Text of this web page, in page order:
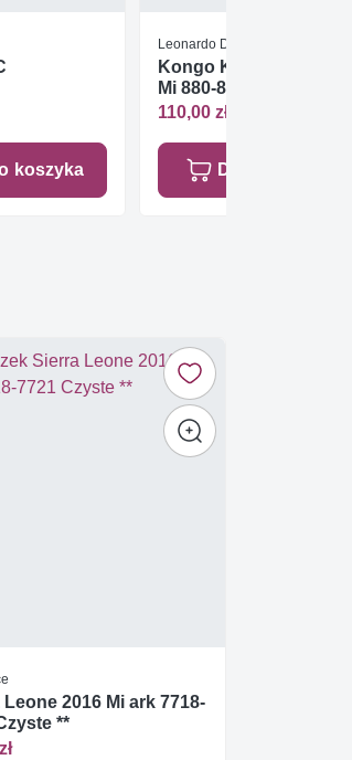
koszyka
Leonardo Da Vinci
Kongo Kinszasa / Zair
Mi 880-887 Czyste **
110,00 zł
Dodaj do
2016 Mi ark 7718-
**